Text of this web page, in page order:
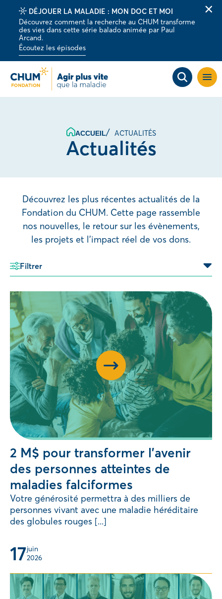
DÉJOUER LA MALADIE : MON DOC ET MOI
Découvrez comment la recherche au CHUM transforme
des vies dans cette série balado animée par Paul
Arcand.
Écoutez les épisodes
la
ACCUEIL ACTUALITÉS
Actualités
Découvrez les plus récentes actualités de la
Fondation du CHUM. Cette page rassemble
nos nouvelles, le retour sur les évènements,
les projets et l’impact réel de vos dons.
Filtrer
2 M$ pour transformer l’avenir
des personnes atteintes de
maladies falciformes
Votre générosité permettra à des milliers de
personnes vivant avec une maladie héréditaire
des globules rouges [...]
17juin
2026